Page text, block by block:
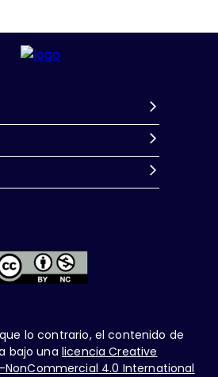
lo contrario, el contenido de
bajo una licencia Creative
4.0 International